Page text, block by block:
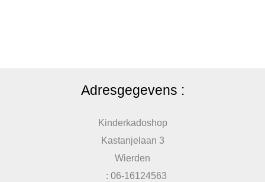
Adresgegevens :
Kinderkadoshop
Kastanjelaan 3
Wierden
: 06-16124563